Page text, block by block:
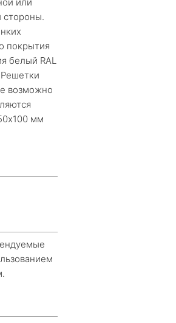
стороны.
покрытия
белый RAL
возможно
мм